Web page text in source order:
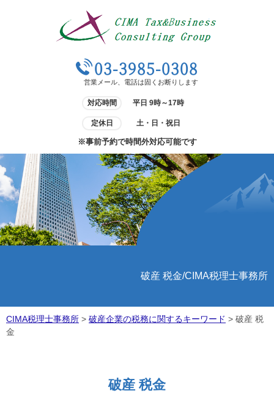
03-3985-0308
営業メール、電話は固くお断りします
対応時間 平日 9時～17時
定休日 土・日・祝日
※事前予約で時間外対応可能です
破産 税金/CIMA税理士事務所
CIMA税理士事務所 > 破産企業の税務に関するキーワード > 破産 税
金
破産 税金